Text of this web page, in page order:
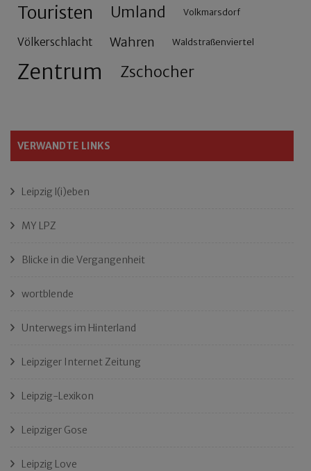
Touristen Umland Volkmarsdorf
Völkerschlacht Wahren Waldstraßenviertel
Zentrum Zschocher
VERWANDTE LINKS
Leipzig l(i)eben
MY LPZ
Blicke in die Vergangenheit
wortblende
Unterwegs im Hinterland
Leipziger Internet Zeitung
Leipzig-Lexikon
Leipziger Gose
Leipzig Love